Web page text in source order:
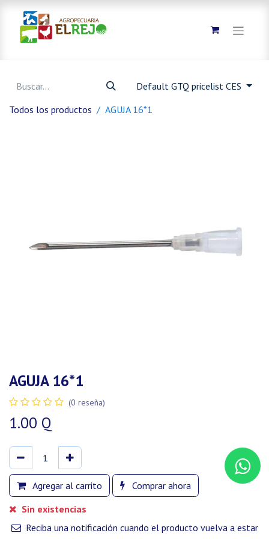
Default GTQ pricelist CES
Todos los productos
AGUJA 16*1
AGUJA 16*1
(0 reseña)
1.00 Q
Agregar al carrito
Comprar ahora
Sin existencias
Reciba una notificación cuando el producto vuelva a estar